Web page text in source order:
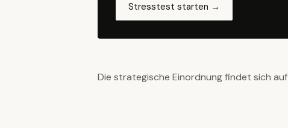
Stresstest starten →
Die strategische Einordnung findet sich auf